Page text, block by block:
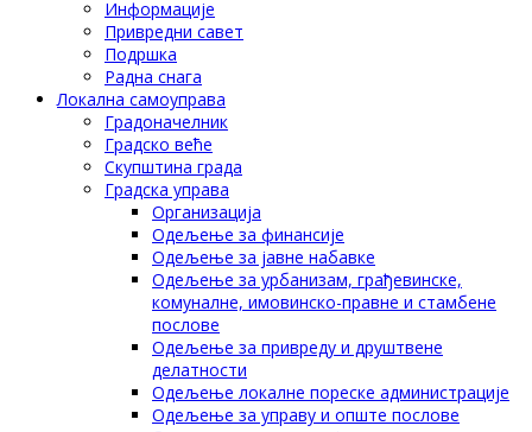
Информације
Привредни савет
Подршка
Радна снага
Локална самоуправа
Градоначелник
Градско веће
Скупштина града
Градска управа
Организација
Одељење за финансије
Одељење за јавне набавке
Одељење за урбанизам, грађевинске,
комуналне, имовинско-правне и стамбене
послове
Одељење за привреду и друштвене
делатности
Одељење локалне пореске администрације
Одељење за управу и опште послове